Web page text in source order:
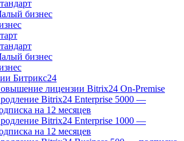
бизнес
бизнес
Битрикс24
лицензии Bitrix24 On-Premise
Bitrix24 Enterprise 5000 —
на 12 месяцев
Bitrix24 Enterprise 1000 —
на 12 месяцев